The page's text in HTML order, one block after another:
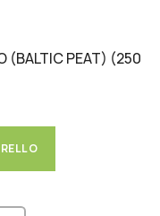
(BALTIC PEAT) (250